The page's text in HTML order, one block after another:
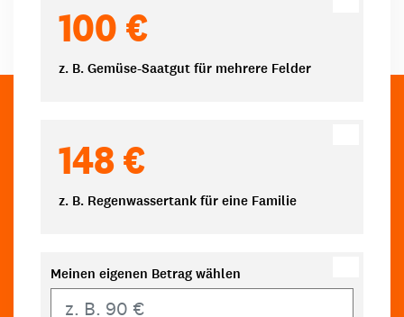
100 €
z. B. Gemüse-Saatgut für mehrere Felder
148 €
z. B. Regenwassertank für eine Familie
Meinen eigenen Betrag wählen